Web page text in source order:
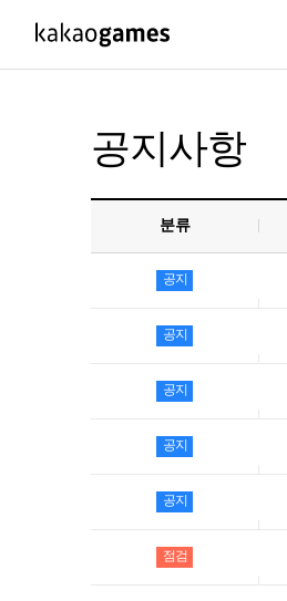
도깨비의세계
오딘: 발할라 라이징
아키에이지 워
아레스 : 라이즈 오브 가디언즈
공지사항
분류
공지
공지
공지
공지
공지
점검